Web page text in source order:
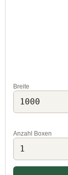
Breite
Anzahl Boxen